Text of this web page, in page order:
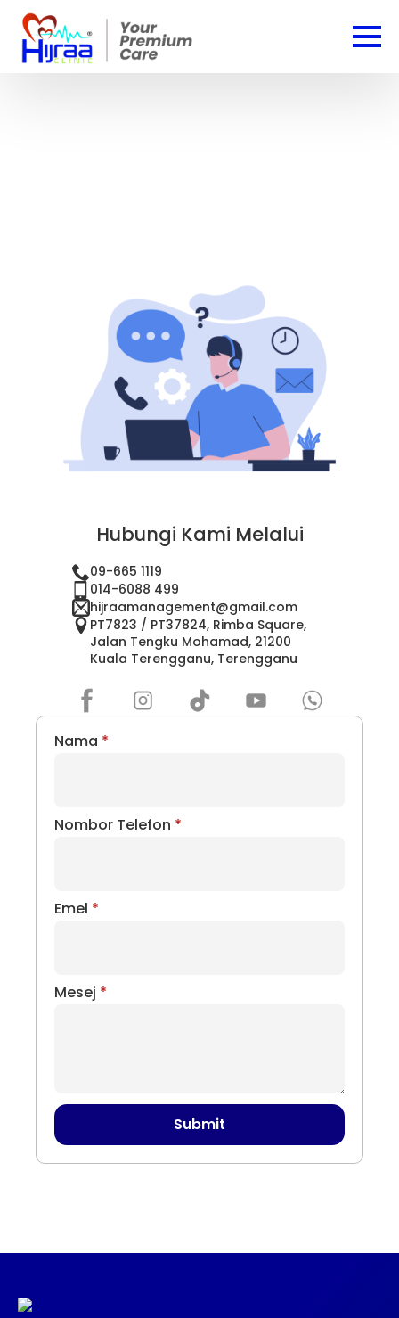
Hubungi Kami Melalui
09-665 1119
014-6088 499
hijraamanagement@gmail.com
PT7823 / PT37824, Rimba Square,
Jalan Tengku Mohamad, 21200
Kuala Terengganu, Terengganu
Nama *
Nombor Telefon *
Emel *
Mesej *
Submit